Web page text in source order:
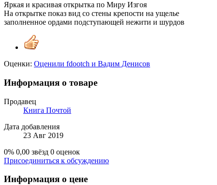
Яркая и красивая открытка по Миру Изгоя
На открытке показ вид со стены крепости на ущелье
заполненное ордами подступающей нежити и шурдов
Оценки: Оценили fdootch и Вадим Денисов
Информация о товаре
Продавец
Книга Почтой
Дата добавления
23 Авг 2019
0% 0,00 звёзд 0 оценок
Присоединиться к обсуждению
Информация о цене